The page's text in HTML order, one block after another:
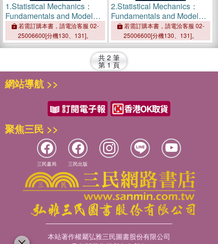
1.Statistical Mechanics：
Fundamentals and Model
Solutions
若需訂購本書，請電洽客服 02-
25006600[分機130、131]。
2.Statistical Mechanics：
Fundamentals and Model
Solutions
若需訂購本書，請電洽客服 02-
25006600[分機130、131]。
共 2 筆
第 1 頁
網站導航 >>
聚焦三民 >>
三民書局 三民出版
本站著作權屬弘雅三民圖書股份有限公司